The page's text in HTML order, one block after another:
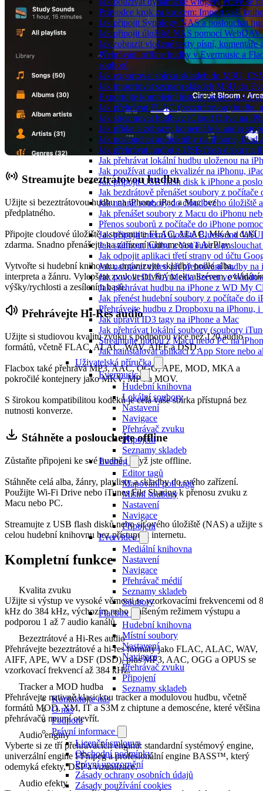
Průvodce krok za krokem: Import vaší
Jak připojit Synology NAS a poslouchat
Jak připojit úložiště NAS pomocí WebDAV
Jak zobrazit vložené texty písní,
Přehrávání offline hudby v Evermusic a
souborů
Jak exportovat sbírku skladeb do M3U,
Jak importovat seznam skladeb M3U do
Exportujte kompletní historii poslechu z
Jak přehrávat FLAC (bezztrátovou) hudbu
Jak streamovat hudbu z iCloud Drive na
Jak přidat a zobrazit komentáře k audio
Jak poslouchat audioknihy na iPhone, iPad
Jak přehrávat hudbu z USB flash disku na
Jak přehrávat lokální hudbu uloženou na
Jak používat audio ekvalizér na iPhonu,
Jak připojit USB flash disk k iPhone a
Jak bezdrátově přenášet soubory z
Jak nahrát soubory do cloudového
Jak přenášet soubory z Macu do iPhonu
Přenos souborů z počítače do iPhone
Jak připojit interní úložiště Bluesound
Jak stáhnout hudbu z YouTube a
Jak odpojit aplikaci třetí strany od účtu
Jak nahrávat video při přehrávání hudby na
Jak povolit DLNA Media Server ve
Jak přehrávat hudbu na iPhone z WD My
Jak přenést hudební soubory z počítače
Přehrávejte hudbu z Dropboxu na iPhonu,
Jak upravit ID3 tagy na iPhone a Mac
Jak přehrávat lokální soubory (soubory
Streamujte hudbu z Macu nebo PC na
Jak nainstalovat aplikaci z App Store nebo
Uživatelská příručka
Evermusic
Hudební knihovna
Lokální soubory
Nastavení
Navigace
Přehrávač zvuku
Připojení
Seznamy skladeb
Evertag
Editor tagů
Mapování polí tagů
Místní soubory
Nastavení
Navigace
Připojení
Evervideo
Mediální knihovna
Nastavení
Navigace
Přehrávač médií
Seznamy skladeb
Soubory
Flacbox
Hudební knihovna
Místní soubory
Nastavení
Navigace
Přehrávač zvuku
Připojení
Seznamy skladeb
Kontaktujte nás
O nás
Podpora
Právní informace
Licenční smlouva
Obchodní podmínky
Právní upozornění
Zásady ochrany osobních údajů
Zásady používání cookies
Streamujte bezeztrátovou hudbu
Užijte si bezeztrátovou hudbu na iPhone, iPad a Mac bez
předplatného.
Připojte cloudové úložiště a streamujte FLAC, ALAC, MKA a další
zdarma. Snadno přenášejte na zařízení Chromecast a AirPlay.
Vytvořte si hudební knihovnu, organizujte skladby podle alba,
interpreta a žánru. Vylepšete zvuk vestavěným ekvalizérem,
výšky/rychlosti a zesílením basů.
Přehrávejte Hi-Res audio
Užijte si studiovou kvalitu zvuku s podporou více než 120 audio
formátů, včetně FLAC, ALAC, WAV, AIFF a DSD.
Flacbox také přehrává MP3, AAC, OGG, APE, MOD, MKA a
pokročilé kontejnery jako MKV, MP4 a MOV.
S širokou kompatibilitou kodeků je celá vaše sbírka přístupná bez
nutnosti konverze.
Stáhněte a poslouchejte offline
Zůstaňte připojeni ke své hudbě i když jste offline.
Stáhněte celá alba, žánry, playlisty a skladby do svého zařízení.
Použijte Wi-Fi Drive nebo iTunes File Sharing k přenosu zvuku z
Macu nebo PC.
Streamujte z USB flash disků nebo síťového úložiště (NAS) a užijte
celou hudební knihovnu bez přístupu k internetu.
Kompletní funkce
Kvalita zvuku
Užijte si výstup ve vysoké věrnosti se vzorkovacími frekvencemi od 8
kHz do 384 kHz, výchozím nebo smíšeným režimem výstupu a
podporou 1 až 7 audio kanálů.
Bezeztrátové a Hi-Res audio
Přehrávejte bezeztrátové a hi-res formáty jako FLAC, ALAC, WAV,
AIFF, APE, WV a DSF (DSD), plus MP3, AAC, OGG a OPUS se
vzorkovací frekvencí až 384 kHz.
Tracker a MOD hudba
Přehrávejte nativně klasickou tracker a modulovou hudbu, včetně
formátů MOD, XM, IT a S3M z chiptune a demoscéne, které většina
přehrávačů neumí otevřít.
Audio enginy
Vyberte si ze tří přehrávacích enginů: standardní systémový engine,
univerzální engine FFmpeg a profesionální engine BASS™, který
odemyká efekty, DSP a vizualizace.
Audio efekty